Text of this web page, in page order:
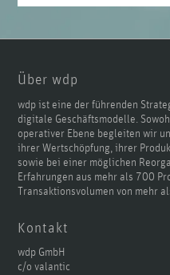
Über wdp
wdp ist eine der führenden
digitale Geschäftsmodelle.
operativer Ebene begleiten wir
ihrer Wertschöpfung, ihrer
sowie bei einer möglichen
Erfahrungen aus mehr als 700
Transaktionsvolumen von mehr
Kontakt
wdp GmbH
c/o valantic